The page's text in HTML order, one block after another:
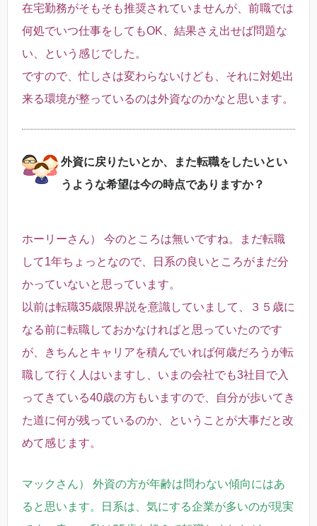
在宅勤務がそもそも推奨されていませんが、前職では
何処でいつ仕事をしてもOK、結果さえ出せば問題な
い、という感じでした。
ですので、忙しさは変わらないけども、それに対処出
来る環境が整っているのは外資なのかなと思います。
外資に戻りたいとか、また転職をしたいとい
うような希望は今の時点でありますか？
ホーリーさん） 今のところは無いですね。まだ転職
して1年ちょっとなので、日系の良いところがまだ分
かっていないと思っています。
以前は転職35歳限界説を意識していまして、３５歳に
なる前に転職しておかなければと思っていたのです
が、きちんとキャリアを積んでいれば何歳だろうが転
職して行く人はいますし、いまの会社でも3社目で入
ってきている40歳の方もいますので、自分が歩いてき
た道に何が残っているのか、ということが大事だと改
めて感じます。
マックさん） 外資の方が年齢は問わない傾向にはあ
ると思います。日系は、気にする企業が多いのが現実